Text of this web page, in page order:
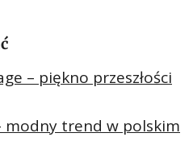
– piękno przeszłości
modny trend w polskim